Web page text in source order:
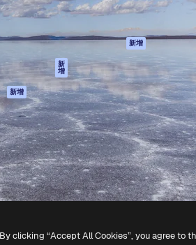
生成器
容
於
ChatGPT
新
增
新增
用程式
工具
使用條款
隱私政策
原創作品 新增
Cookie 政策
信任中心
聯盟夥伴
企業
.
By clicking “Accept All Cookies”, you agree to